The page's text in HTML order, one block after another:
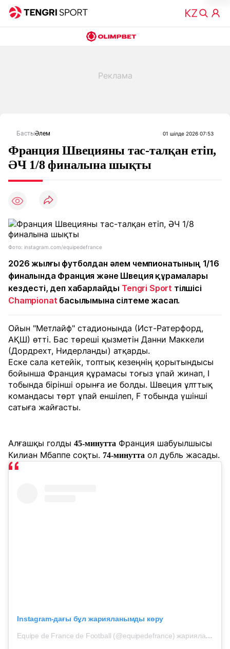
БастыӘлем 01 шілде 2026 07:53
Франция Швецияны тас-талқан етіп,
ӘЧ 1/8 финалына шықты
Фото: instagram.com/equipedefrance
2026 жылғы футболдан әлем чемпионатының 1/16
финалында Франция және Швеция құрамалары
кездесті, деп хабарлайды Tengri Sport тілшісі
Championat басылымына сілтеме жасап.
Ойын "Метлайф" стадионында (Ист-Ратерфорд,
АҚШ) өтті. Бас төреші қызметін Данни Маккели
(Дордрехт, Нидерланды) атқарды.
Еске сала кетейік, топтық кезеңнің қорытындысы
бойынша Франция құрамасы тоғыз ұпай жинап, I
тобында бірінші орынға ие болды. Швеция ұлттық
командасы төрт ұпай еншілеп, F тобында үшінші
сатыға жайғасты.
Алғашқы голды 45-минутта Франция шабуылшысы
Килиан Мбаппе соқты. 74-минутта ол дубль жасады.
Instagram-дағы бұл жарияланымды көру
Equipe de France de Football (@equipedefrance) жариялаған жазба